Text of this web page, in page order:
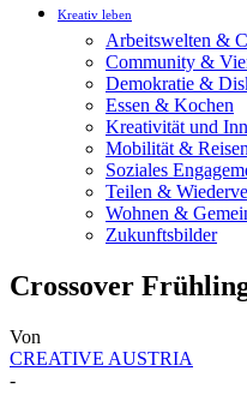
Kreativ leben
Arbeitswelten &
Community &
Demokratie &
Essen & Kochen
Kreativität und
Mobilität & Reisen
Soziales
Teilen &
Wohnen &
Zukunftsbilder
Crossover
Von
CREATIVE AUSTRIA
-